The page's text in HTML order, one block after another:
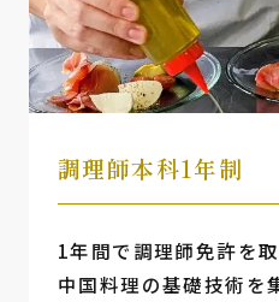
調理師本科1年制
1年間で調理師免許を
中国料理の基礎技術を